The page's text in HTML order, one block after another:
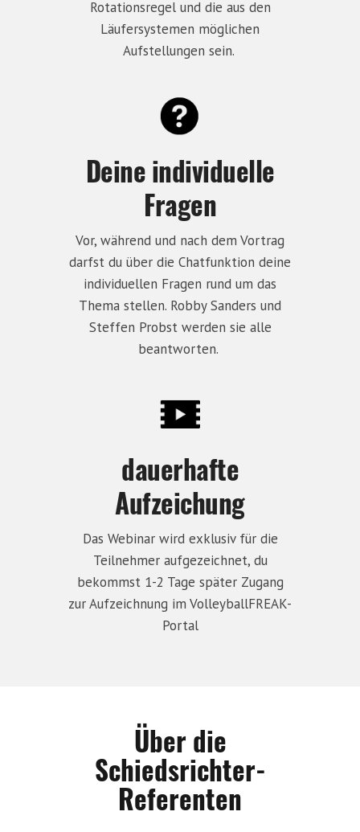
Rotationsregel und die aus den
Läufersystemen möglichen
Aufstellungen sein.
Deine individuelle
Fragen
Vor, während und nach dem Vortrag
darfst du über die Chatfunktion deine
individuellen Fragen rund um das
Thema stellen. Robby Sanders und
Steffen Probst werden sie alle
beantworten.
dauerhafte
Aufzeichung
Das Webinar wird exklusiv für die
Teilnehmer aufgezeichnet, du
bekommst 1-2 Tage später Zugang
zur Aufzeichnung im VolleyballFREAK-
Portal
Über die
Schiedsrichter-
Referenten